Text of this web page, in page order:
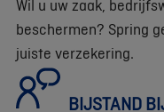
Wil u uw zaak,
beschermen? Spring
juiste verzekering.
BIJSTAND